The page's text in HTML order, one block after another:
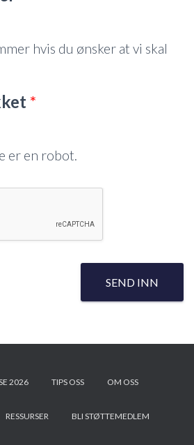
hvis du ønsker at vi skal
*
er en robot.
SEND INN
2026 TIPS OSS OM OSS
RESSURSER BLI STØTTEMEDLEM